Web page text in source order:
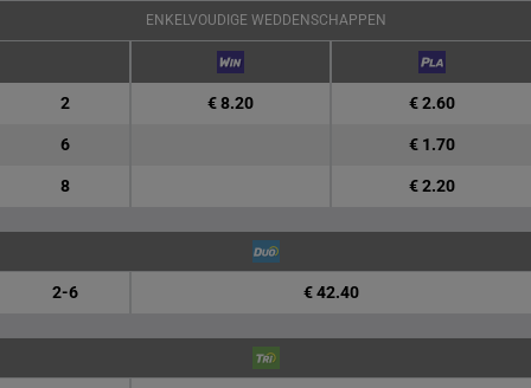
ENKELVOUDIGE WEDDENSCHAPPEN
2 € 8.20 € 2.60
6 € 1.70
8 € 2.20
2-6 € 42.40